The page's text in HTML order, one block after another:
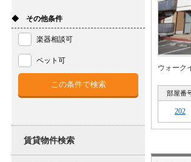
ウォーク
部屋番
202
◆ その他条件
楽器相談可
ペット可
賃貸物件検索